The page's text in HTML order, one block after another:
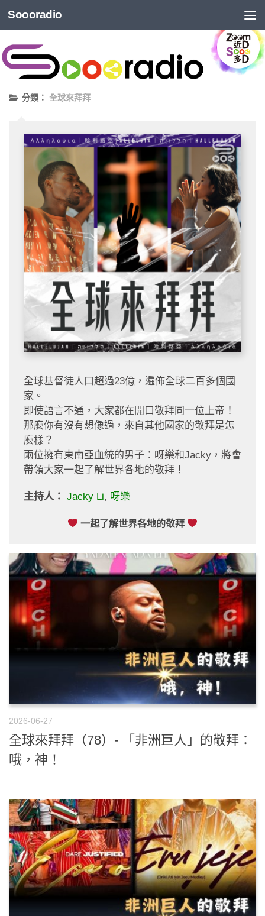
Soooradio
分類： 全球來拜拜
全球基督徒人口超過23億，遍佈全球二百多個國
家。
即使語言不通，大家都在開口敬拜同一位上帝！
那麼你有沒有想像過，來自其他國家的敬拜是怎
麼樣？
兩位擁有東南亞血統的男子：呀樂和Jacky，將會
帶領大家一起了解世界各地的敬拜！
主持人： Jacky Li, 呀樂
一起了解世界各地的敬拜
2026-06-27
全球來拜拜（78）- 「非洲巨人」的敬拜：
哦，神！